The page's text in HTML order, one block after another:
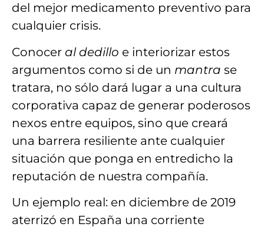
del mejor medicamento preventivo para
cualquier crisis.
Conocer al dedillo e interiorizar estos
argumentos como si de un mantra se
tratara, no sólo dará lugar a una cultura
corporativa capaz de generar poderosos
nexos entre equipos, sino que creará
una barrera resiliente ante cualquier
situación que ponga en entredicho la
reputación de nuestra compañía.
Un ejemplo real: en diciembre de 2019
aterrizó en España una corriente